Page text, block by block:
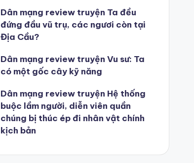
Dân mạng review truyện Ta đều
đứng đầu vũ trụ, các ngươi còn tại
Địa Cầu?
Dân mạng review truyện Vu sư: Ta
có một gốc cây kỹ năng
Dân mạng review truyện Hệ thống
buộc lầm người, diễn viên quần
chúng bị thúc ép đi nhân vật chính
kịch bản